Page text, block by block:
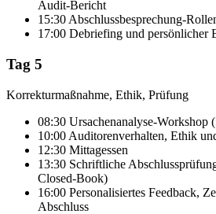
Audit-Bericht
15:30 Abschlussbesprechung-
17:00 Debriefing und persönlicher
Tag 5
Korrekturmaßnahme, Ethik, Prüfung
08:30 Ursachenanalyse-
10:00 Auditorenverhalten, Ethik
12:30 Mittagessen
13:30 Schriftliche
Closed-Book)
16:00 Personalisiertes Feedback,
Abschluss